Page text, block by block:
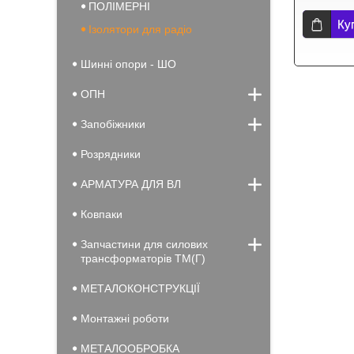
ПОЛІМЕРНІ
Ізолятори для радіо
Шинні опори - ШО
ОПН
Запобіжники
Розрядники
АРМАТУРА ДЛЯ ВЛ
Ковпаки
Запчастини для силових
трансформаторів ТМ(Г)
МЕТАЛОКОНСТРУКЦІЇ
Монтажні роботи
МЕТАЛООБРОБКА